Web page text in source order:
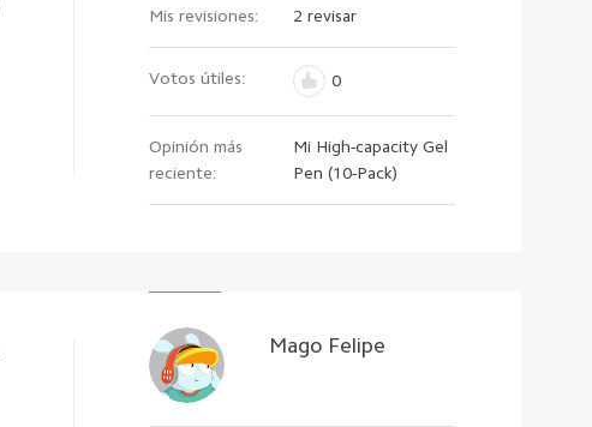
Mis revisiones: 2 revisar
Votos útiles: 0
Opinión más
reciente:
Mi High-capacity Gel
Pen (10-Pack)
Mago Felipe